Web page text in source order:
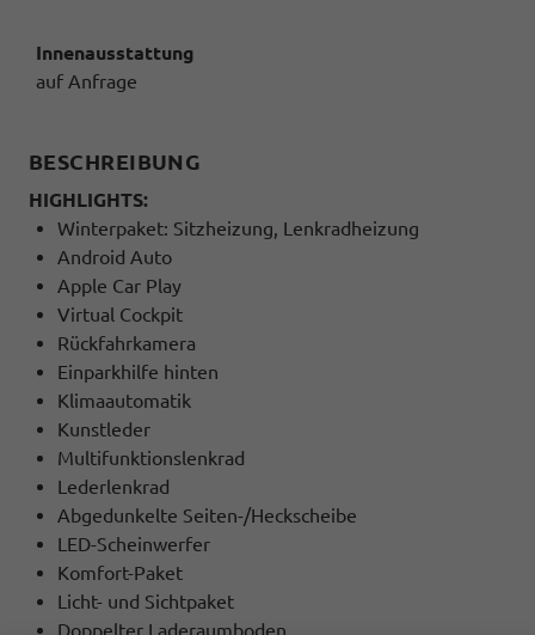
Innenausstattung
auf Anfrage
BESCHREIBUNG
HIGHLIGHTS:
Winterpaket: Sitzheizung, Lenkradheizung
Android Auto
Apple Car Play
Virtual Cockpit
Rückfahrkamera
Einparkhilfe hinten
Klimaautomatik
Kunstleder
Multifunktionslenkrad
Lederlenkrad
Abgedunkelte Seiten-/Heckscheibe
LED-Scheinwerfer
Komfort-Paket
Licht- und Sichtpaket
Doppelter Laderaumboden